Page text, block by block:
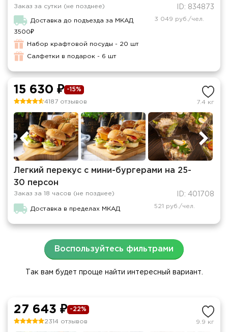
Заказ за сутки (не позднее) ID: 834873
Доставка до подъезда за МКАД
3500₽
Набор крафтовой посуды - 20 шт
Салфетки в подарок - 6 шт
3 049 руб./чел.
15 630 ₽ -15%
4187 отзывов 7.4 кг
Легкий перекус c мини-бургерами на 25-
30 персон
Заказ за 18 часов (не позднее) ID: 401708
Доставка в пределах МКАД 521 руб./чел.
Воспользуйтесь фильтрами
Так вам будет проще найти интересный вариант.
27 643 ₽ -22%
2314 отзывов 9.9 кг